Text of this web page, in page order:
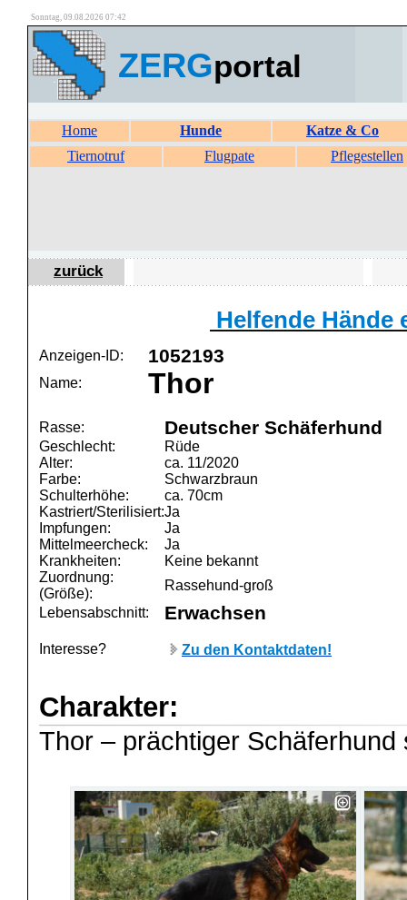
Sonntag, 09.08.2026 07:42
ZERGportal
Home Hunde
Katze & Co
Tiernotruf
Flugpate Pflegestellen
zurück
Helfende Hände
Anzeigen-ID: 1052193
Name: Thor
Rasse: Deutscher Schäferhund
Geschlecht:
Rüde
Alter:
ca. 11/2020
Farbe:
Schwarzbraun
Schulterhöhe:
ca. 70cm
Kastriert/Sterilisiert:Ja
Impfungen:
Ja
Mittelmeercheck:
Ja
Krankheiten:
Keine bekannt
Zuordnung:
(Größe):
Rassehund-groß
Lebensabschnitt:
Erwachsen
Interesse? Zu den Kontaktdaten!
Charakter:
Thor – prächtiger